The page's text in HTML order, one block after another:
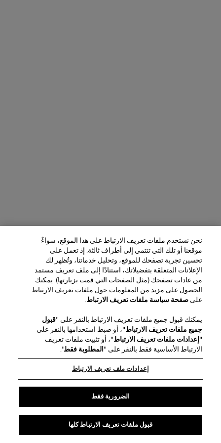
نحن نستخدم ملفات تعريف الارتباط على هذا الموقع، سواءٌ
موقعنا أو تلك التي تنتمي إلى أطراف ثالثة. إذ تعمل على
تحسين تجربة تصفحك للموقع، وتحليل خدماتنا، وتُظهر لك
الإعلانات المتعلقة بتفضيلاتك، استنادًا إلى ملف تعريف مستمد
من عادات تصفحك (مثل الصفحات التي قمت بزيارتها). يمكنك
الحصول على مزيد من المعلومات حول ملفات تعريف الارتباط
علىصفحة سياسة ملفات تعريف الارتباط.
يمكنك قبول جميع ملفات تعريف الارتباط بالنقر على "قبول
جميع ملفات تعريف الارتباط"، أو ضبط استخدامها بالنقر على
" إعدادات ملفات تعريف الارتباط"، أو تثبيت ملفات تعريف
الارتباط الأساسية فقط بالنقر على " المطلوبة فقط".
إعدادات ملف تعريف الارتباط
الضرورية فقط
قبول ملفات تعريف الارتباط كلها